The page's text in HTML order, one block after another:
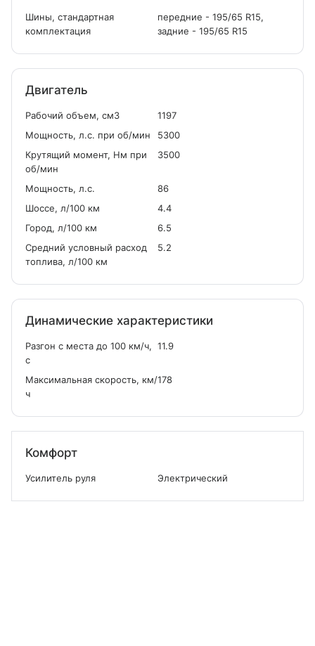
Шины, стандартная
комплектация
передние - 195/65 R15,
задние - 195/65 R15
Двигатель
Рабочий объем, см3
1197
Мощность, л.с. при об/мин
5300
Крутящий момент, Нм при
об/мин
3500
Мощность, л.с.
86
Шоссе, л/100 км
4.4
Город, л/100 км
6.5
Средний условный расход
топлива, л/100 км
5.2
Динамические характеристики
Разгон с места до 100 км/ч,
с
11.9
Максимальная скорость, км/
ч
178
Комфорт
Усилитель руля Электрический